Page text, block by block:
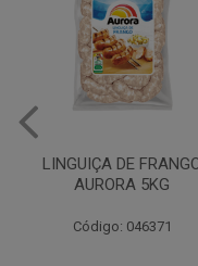
QUEIJO MUSSARELA
FATIADO PAKAN 200G
Código: 061522